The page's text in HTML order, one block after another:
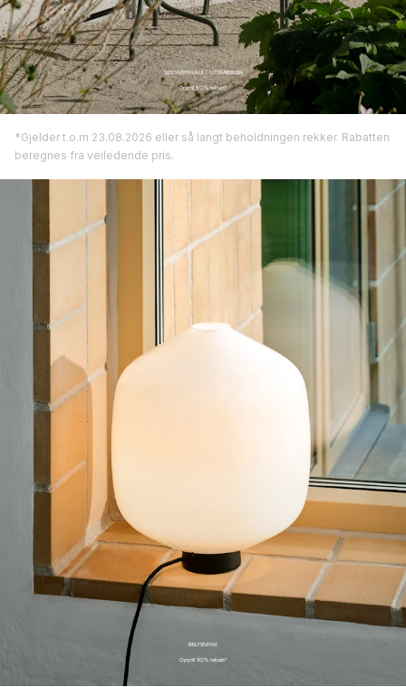
SESONGFINALE| UTEMØBLER
Opptil 60% rabatt*
*Gjelder t.o.m 23.08.2026 eller så langt beholdningen rekker. Rabatten
beregnes fra veiledende pris.
BELYSNING
Opptil 50% rabatt*